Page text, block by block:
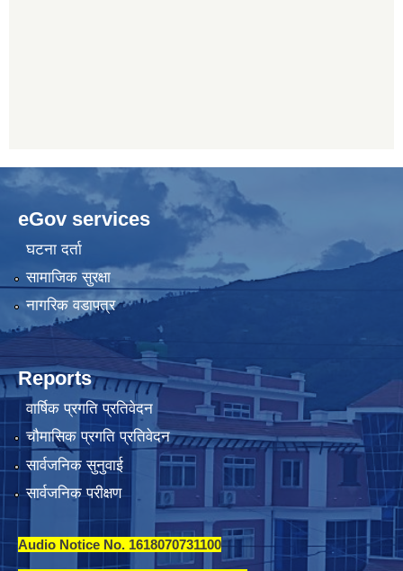
eGov services
घटना दर्ता
सामाजिक सुरक्षा
नागरिक वडापत्र
Reports
वार्षिक प्रगति प्रतिवेदन
चौमासिक प्रगति प्रतिवेदन
सार्वजनिक सुनुवाई
सार्वजनिक परीक्षण
Audio Notice No. 1618070731100